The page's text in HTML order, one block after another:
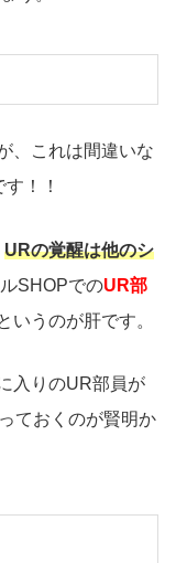
、これは間違いな
す！！
URの覚醒は他のシ
SHOPでのUR部
いうのが肝です。
入りのUR部員が
ておくのが賢明か